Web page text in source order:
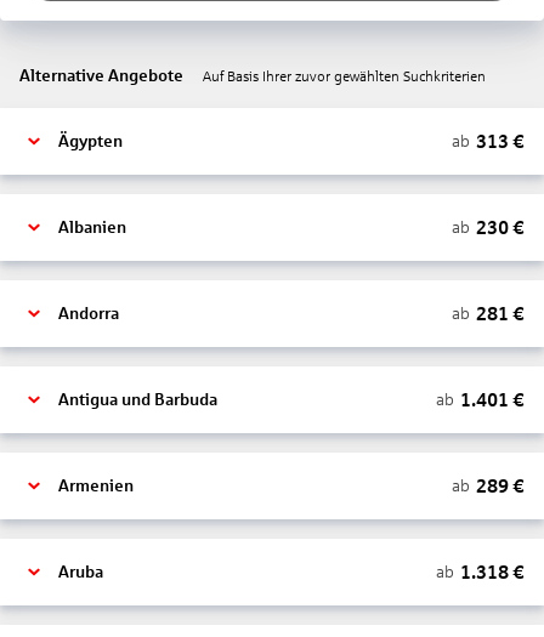
Alternative Angebote Auf Basis Ihrer zuvor gewählten Suchkriterien
Ägypten ab 313 €
Albanien ab 230€
Andorra ab 281 €
Antigua und Barbuda ab 1.401 €
Armenien ab 289€
Aruba ab 1.318€